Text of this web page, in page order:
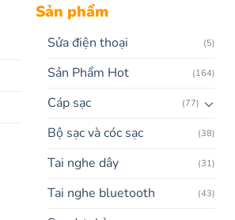
Sản phẩm
Sửa điện thoại (5)
Sản Phẩm Hot (164)
Cáp sạc (77)
Bộ sạc và cóc sạc (38)
Tai nghe dây (31)
Tai nghe bluetooth (43)